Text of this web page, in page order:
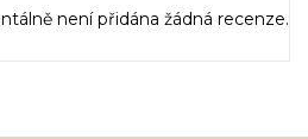
není přidána žádná recenze.